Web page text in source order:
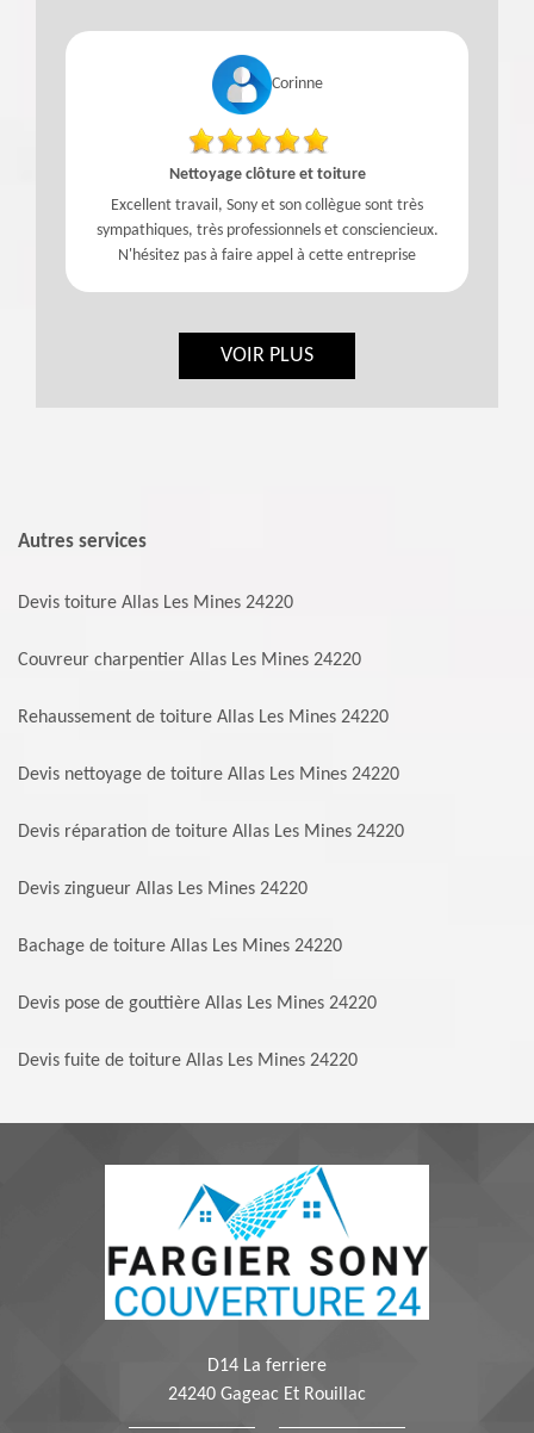
Corinne
Nettoyage clôture et toiture
Excellent travail, Sony et son collègue sont très
sympathiques, très professionnels et consciencieux.
N'hésitez pas à faire appel à cette entreprise
VOIR PLUS
Autres services
Devis toiture Allas Les Mines 24220
Couvreur charpentier Allas Les Mines 24220
Rehaussement de toiture Allas Les Mines 24220
Devis nettoyage de toiture Allas Les Mines 24220
Devis réparation de toiture Allas Les Mines 24220
Devis zingueur Allas Les Mines 24220
Bachage de toiture Allas Les Mines 24220
Devis pose de gouttière Allas Les Mines 24220
Devis fuite de toiture Allas Les Mines 24220
D14 La ferriere
24240 Gageac Et Rouillac